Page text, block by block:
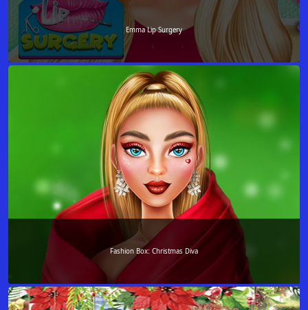
Emma Lip Surgery
Fashion Box: Christmas Diva